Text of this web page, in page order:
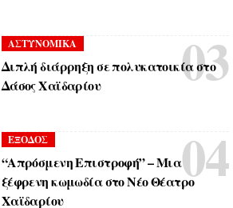
ΑΣΤΥΝΟΜΙΚΑ
Διπλή διάρρηξη σε πολυκατοικία στο
Δάσος Χαϊδαρίου
ΕΞΟΔΟΣ
“Απρόσμενη Επιστροφή” – Μια
ξέφρενη κωμωδία στο Νέο Θέατρο
Χαϊδαρίου